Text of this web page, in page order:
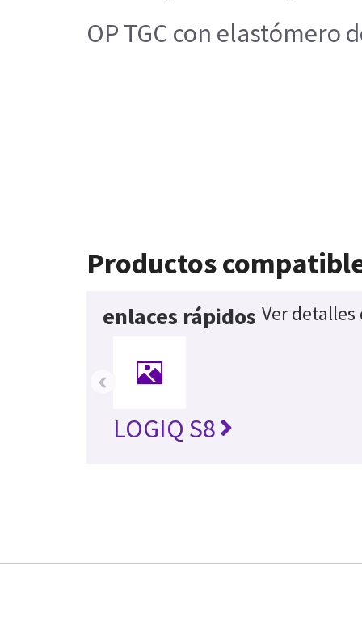
OP TGC con elastómero
Productos
enlaces rápidos Ver
LOGIQ S8
‹